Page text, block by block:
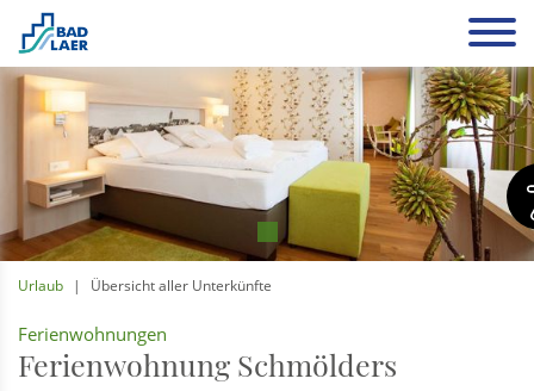
Urlaub Übersicht aller Unterkünfte
Ferienwohnungen
Ferienwohnung Schmölders